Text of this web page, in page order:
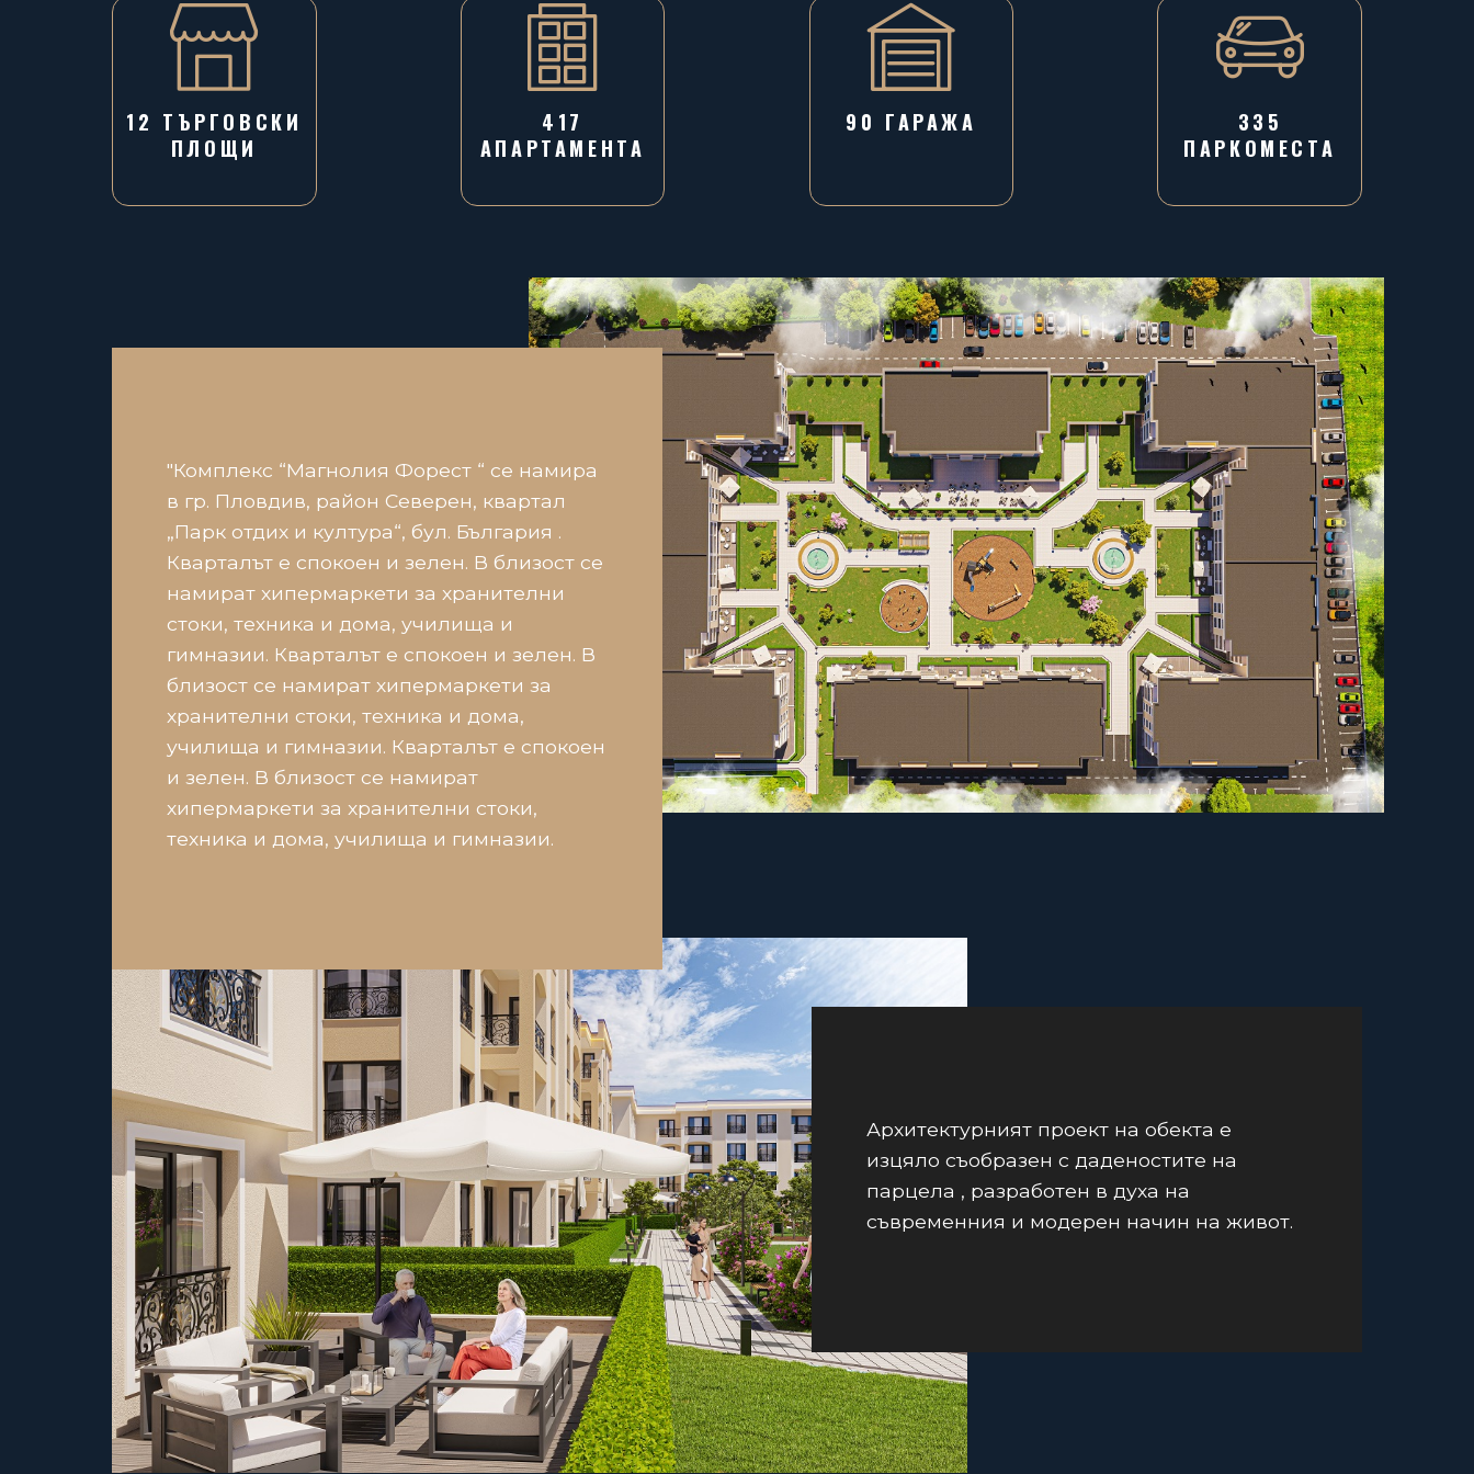
12 ТЪРГОВСКИ
ПЛОЩИ
417
АПАРТАМЕНТА
90 ГАРАЖA
335
ПАРКОМЕСТА
"Комплекс “Магнолия Форест “ се намира
в гр. Пловдив, район Северен, квартал
„Парк отдих и култура“, бул. България .
Кварталът е спокоен и зелен. В близост се
намират хипермаркети за хранителни
стоки, техника и дома, училища и
гимназии. Кварталът е спокоен и зелен. В
близост се намират хипермаркети за
хранителни стоки, техника и дома,
училища и гимназии. Кварталът е спокоен
и зелен. В близост се намират
хипермаркети за хранителни стоки,
техника и дома, училища и гимназии.
Архитектурният проект на обекта е
изцяло съобразен с даденостите на
парцела , разработен в духа на
съвременния и модерен начин на живот.